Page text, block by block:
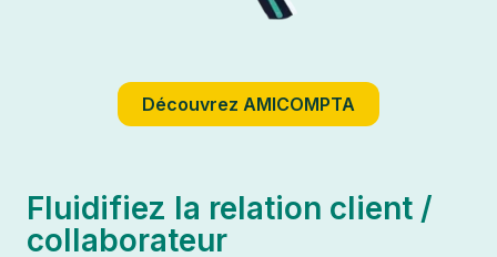
Découvrez AMICOMPTA
Fluidifiez la relation client /
collaborateur